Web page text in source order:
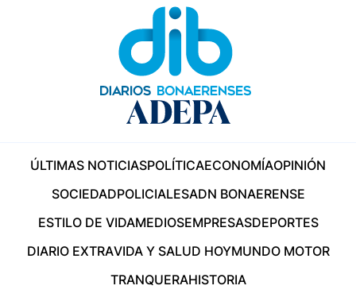
ÚLTIMAS NOTICIASPOLÍTICAECONOMÍAOPINIÓN
SOCIEDADPOLICIALESADN BONAERENSE
ESTILO DE VIDAMEDIOSEMPRESASDEPORTES
DIARIO EXTRAVIDA Y SALUD HOYMUNDO MOTOR
TRANQUERAHISTORIA